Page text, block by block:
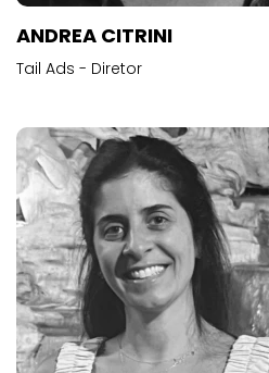
ANDREA CITRINI
Tail Ads - Diretor